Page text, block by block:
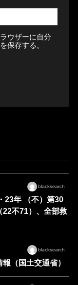
ウザーに自分
保存する。
blacksearch
23年 （不）第30
22不71）、全部救
blacksearch
（国土交通省）